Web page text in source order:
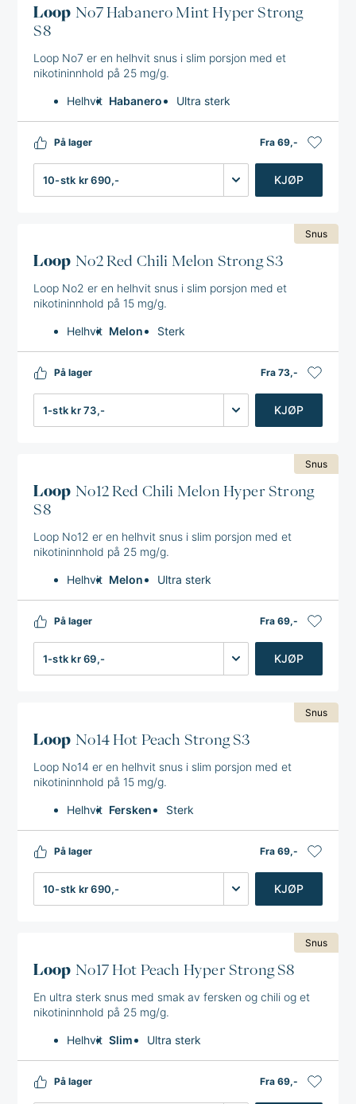
Loop No7 Habanero Mint Hyper Strong
S8
Loop No7 er en helhvit snus i slim porsjon med et
nikotininnhold på 25 mg/g.
Helhvit Habanero Ultra sterk
På lager Fra 69,-
Antall KJØP
Snus
Loop No2 Red Chili Melon Strong S3
Loop No2 er en helhvit snus i slim porsjon med et
nikotininnhold på 15 mg/g.
Helhvit Melon Sterk
På lager Fra 73,-
Antall KJØP
Snus
Loop No12 Red Chili Melon Hyper Strong
S8
Loop No12 er en helhvit snus i slim porsjon med et
nikotininnhold på 25 mg/g.
Helhvit Melon Ultra sterk
På lager Fra 69,-
Antall KJØP
Snus
Loop No14 Hot Peach Strong S3
Loop No14 er en helhvit snus i slim porsjon med et
nikotininnhold på 15 mg/g.
Helhvit Fersken Sterk
På lager Fra 69,-
Antall KJØP
Snus
Loop No17 Hot Peach Hyper Strong S8
En ultra sterk snus med smak av fersken og chili og et
nikotininnhold på 25 mg/g.
Helhvit Slim Ultra sterk
På lager Fra 69,-